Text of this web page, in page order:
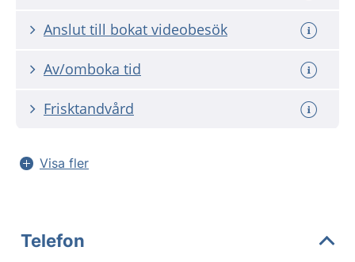
Anslut till bokat videobesök
Av/omboka tid
Frisktandvård
Visa fler
Telefon